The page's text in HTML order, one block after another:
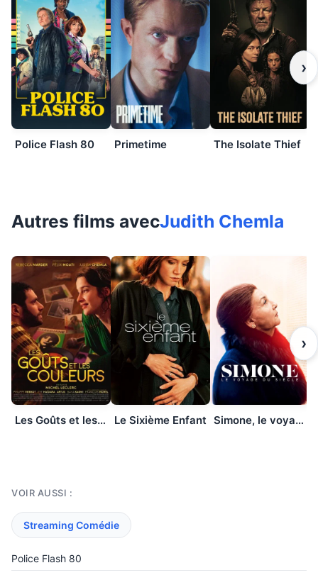
Police Flash 80 Primetime The Isolate Thief
›
Autres films avecJudith Chemla
Les Goûts et les Couleurs Le Sixième Enfant Simone, le voyage du siècle
›
VOIR AUSSI :
Streaming Comédie
Police Flash 80